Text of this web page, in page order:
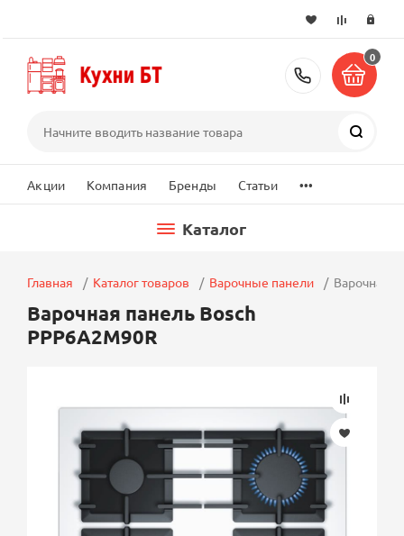
+7 (495)
0
Акции Компания Бренды Статьи ...
Каталог
Главная Каталог товаров Варочные панели Варочная
Варочная панель Bosch
PPP6A2M90R